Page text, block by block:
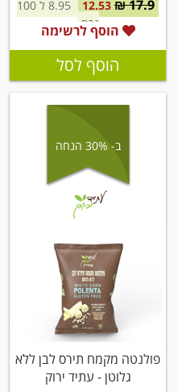
17.9 ₪
12.53
8.95 ל 100
גרם
הוסף לרשימה
הוסף לסל
ב- 30% הנחה
פולנטה מקמח תירס לבן ללא
גלוטן - עתיד ירוק